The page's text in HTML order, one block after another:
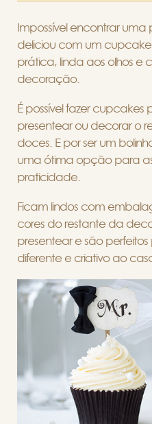
Impossível encontrar
deliciou com um
prática, linda aos olhos e
decoração.
É possível fazer cupcakes
presentear ou decorar o
doces. E por ser um
uma ótima opção para
praticidade.
Ficam lindos com
cores do restante da
presentear e são perfeitos
diferente e criativo ao